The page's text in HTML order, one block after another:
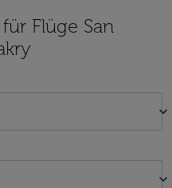
Flüge San
keyboard_arrow_down
keyboard_arrow_down